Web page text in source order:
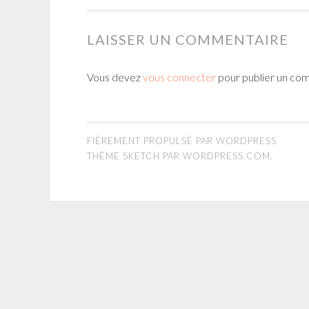
LAISSER UN COMMENTAIRE
Vous devezvous connecter pour publier un
FIÈREMENT PROPULSÉ PAR WORDPRESS
THÈME SKETCH PAR WORDPRESS.COM